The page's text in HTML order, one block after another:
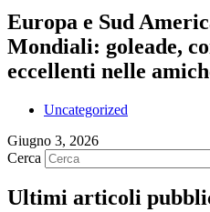
Europa e Sud
Mondiali: goleade,
eccellenti nelle
Uncategorized
Giugno 3, 2026
Cerca
Ultimi articoli